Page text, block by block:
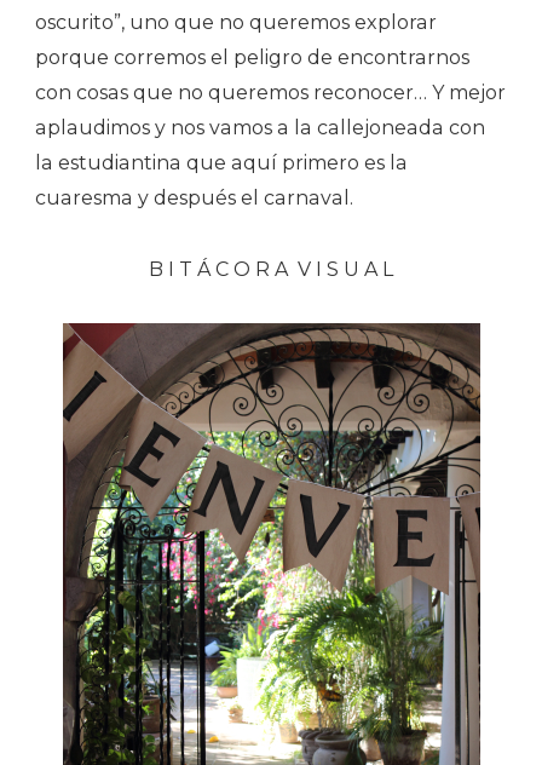
oscurito”, uno que no queremos explorar
porque corremos el peligro de encontrarnos
con cosas que no queremos reconocer… Y mejor
aplaudimos y nos vamos a la callejoneada con
la estudiantina que aquí primero es la
cuaresma y después el carnaval.
B I T Á C O R A V I S U A L